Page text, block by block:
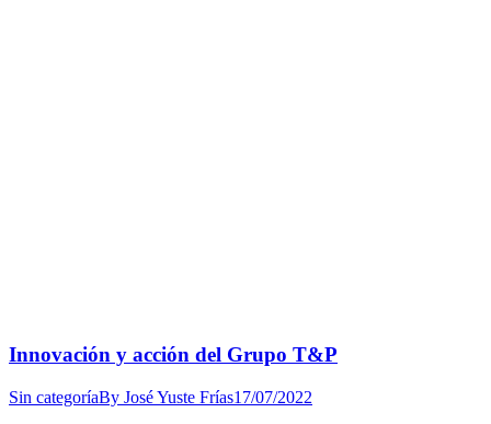
Innovación y acción del Grupo T&P
Sin categoríaBy José Yuste Frías17/07/2022